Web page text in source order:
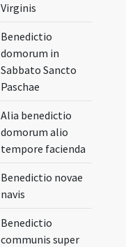
Virginis
Benedictio
domorum in
Sabbato Sancto
Paschae
Alia benedictio
domorum alio
tempore facienda
Benedictio novae
navis
Benedictio
communis super